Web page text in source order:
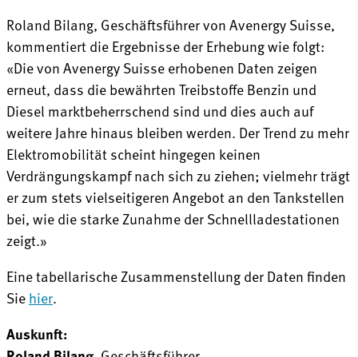
Roland Bilang, Geschäftsführer von Avenergy Suisse,
kommentiert die Ergebnisse der Erhebung wie folgt:
«Die von Avenergy Suisse erhobenen Daten zeigen
erneut, dass die bewährten Treibstoffe Benzin und
Diesel marktbeherrschend sind und dies auch auf
weitere Jahre hinaus bleiben werden. Der Trend zu mehr
Elektromobilität scheint hingegen keinen
Verdrängungskampf nach sich zu ziehen; vielmehr trägt
er zum stets vielseitigeren Angebot an den Tankstellen
bei, wie die starke Zunahme der Schnellladestationen
zeigt.»
Eine tabellarische Zusammenstellung der Daten finden
Siehier.
Auskunft: